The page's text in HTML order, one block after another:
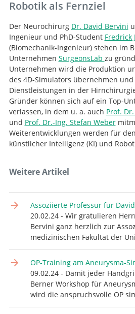
Robotik als Fernziel
Der Neurochirurg Dr. David Bervini
Ingenieur und PhD-Student Fredrick
(Biomechanik-Ingenieur) stehen im
Unternehmen SurgeonsLab zu
Unternehmen wird die Produktion
des 4D-Simulators übernehmen
Dienstleistungen in der
Gründer können sich auf ein Top-
verlassen, in dem u. a. auch Prof.
und Prof. Dr.-Ing. Stefan Weber
Weiterentwicklungen werden für
künstlicher Intelligenz (KI) und
Weitere Artikel
Assoziierte Professur für
20.02.24 - Wir gratulieren
Bervini ganz herzlich zur
medizinischen Fakultät der
OP-Training am Aneurysma-
09.02.24 - Damit jeder
Berner Workshop für
wird die anspruchsvolle OP